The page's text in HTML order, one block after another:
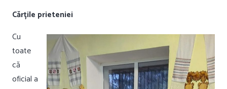
Cărțile prieteniei
Cu
toate
că
oficial a